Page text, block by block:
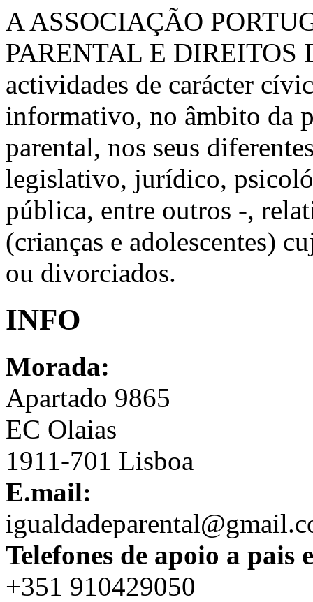
A ASSOCIAÇÃO
PARENTAL E DIREITOS
actividades de carácter
informativo, no âmbito da
parental, nos seus
legislativo, jurídico,
pública, entre outros -,
(crianças e adolescentes)
ou divorciados.
INFO
Morada:
Apartado 9865
EC Olaias
1911-701 Lisboa
E.mail:
Telefones de apoio a pais
+351 910429050